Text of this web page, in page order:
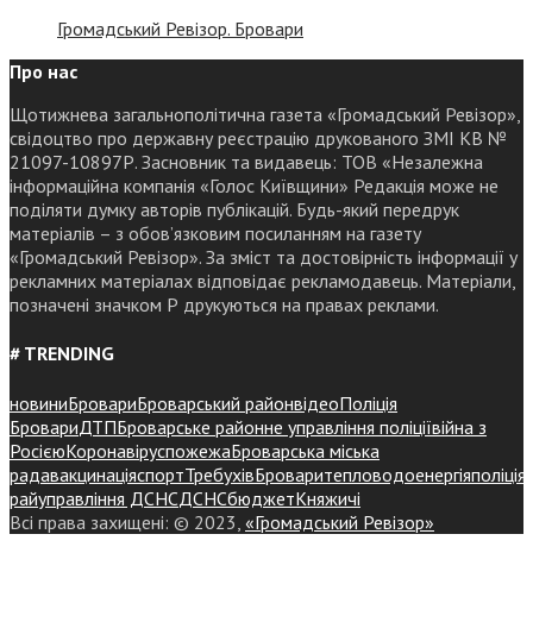
Громадський Ревізор. Бровари
Про нас
Щотижнева загальнополітична газета «Громадський Ревізор»,
свідоцтво про державну реєстрацію друкованого ЗМІ КВ №
21097-10897Р. Засновник та видавець: ТОВ «Незалежна
інформаційна компанія «Голос Київщини» Редакція може не
поділяти думку авторів публікацій. Будь-який передрук
матеріалів – з обов’язковим посиланням на газету
«Громадський Ревізор». За зміст та достовірність інформації у
рекламних матеріалах відповідає рекламодавець. Матеріали,
позначені значком Р друкуються на правах реклами.
# TRENDING
новиниБровариБроварський районвідеоПоліція
БровариДТПБроварське районне управління поліціївійна з
РосієюКоронавіруспожежаБроварська міська
радавакцинаціяспортТребухівБроваритепловодоенергіяполіція
райуправління ДСНСДСНСбюджетКняжичі
Всі права захищені: © 2023, «Громадський Ревізор»